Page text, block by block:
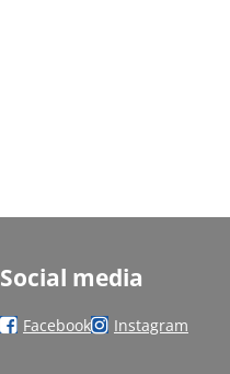
Social media
Facebook Instagram